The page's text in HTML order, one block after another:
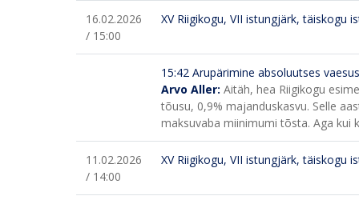
16.02.2026
/ 15:00
XV Riigikogu, VII istungjärk, täiskogu
15:42 Arupärimine absoluutses
Arvo Aller: Aitäh, hea Riigikogu
tõusu, 0,9% majanduskasvu. Selle
maksuvaba miinimumi tõsta. Aga kui
11.02.2026
/ 14:00
XV Riigikogu, VII istungjärk, täiskogu